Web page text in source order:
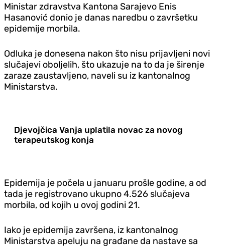
Ministar zdravstva Kantona Sarajevo Enis
Hasanović donio je danas naredbu o završetku
epidemije morbila.
Odluka je donesena nakon što nisu prijavljeni novi
slučajevi oboljelih, što ukazuje na to da je širenje
zaraze zaustavljeno, naveli su iz kantonalnog
Ministarstva.
Djevojčica Vanja uplatila novac za novog
terapeutskog konja
Epidemija je počela u januaru prošle godine, a od
tada je registrovano ukupno 4.526 slučajeva
morbila, od kojih u ovoj godini 21.
Iako je epidemija završena, iz kantonalnog
Ministarstva apeluju na građane da nastave sa